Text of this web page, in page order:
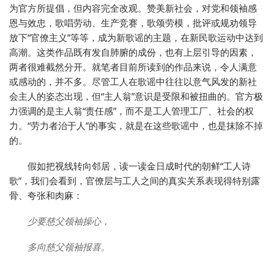
为官方所提倡，但内容完全改观。赞美新社会，对党和领袖感
恩与效忠，歌唱劳动、生产竞赛，歌颂劳模，批评或规劝领导
放下“官僚主义”等等，成为新歌谣的主题，在新民歌运动中达到
高潮。这类作品既有发自肺腑的成份，也有上层引导的因素，
两者很难截然分开。就笔者目前所读到的作品来说，令人满意
或感动的，并不多。尽管工人在歌谣中往往以意气风发的新社
会主人的姿态出现，但“主人翁”意识是受限和被扭曲的。官方极
力强调的是主人翁“责任感”，而不是工人管理工厂、社会的权
力。“劳力者治于人”的事实，就是在这些歌谣中，也是抹除不掉
的。
假如把视线转向邻居，读一读金日成时代的朝鲜“工人诗
歌”，我们会看到，官僚层与工人之间的真实关系表现得特别露
骨、夸张和肉麻：
少要慈父领袖操心，
多向慈父领袖报喜。